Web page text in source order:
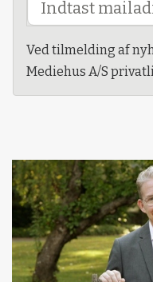
Ved tilmelding af
Mediehus A/S